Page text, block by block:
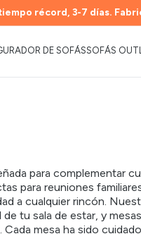
récord, 3-7 días.
DE SOFÁSSOFÁS
para complementar
para reuniones
a cualquier rincón.
tu sala de estar, y
mesa ha sido